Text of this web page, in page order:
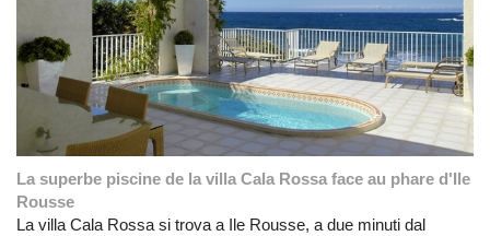
La superbe piscine de la villa Cala Rossa face au phare d'Ile
Rousse
La villa Cala Rossa si trova a Ile Rousse, a due minuti dal